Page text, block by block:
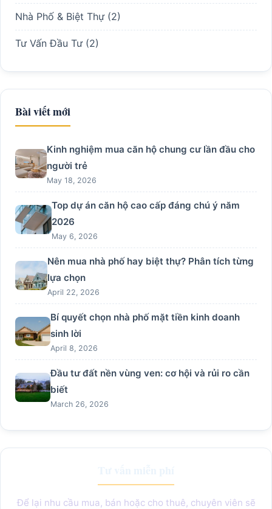
Nhà Phố & Biệt Thự(2)
Tư Vấn Đầu Tư(2)
Bài viết mới
Kinh nghiệm mua căn hộ chung cư lần đầu cho
người trẻ
May 18, 2026
Top dự án căn hộ cao cấp đáng chú ý năm
2026
May 6, 2026
Nên mua nhà phố hay biệt thự? Phân tích từng
lựa chọn
April 22, 2026
Bí quyết chọn nhà phố mặt tiền kinh doanh
sinh lời
April 8, 2026
Đầu tư đất nền vùng ven: cơ hội và rủi ro cần
biết
March 26, 2026
Để lại nhu cầu mua, bán hoặc cho thuê, chuyên viên sẽ